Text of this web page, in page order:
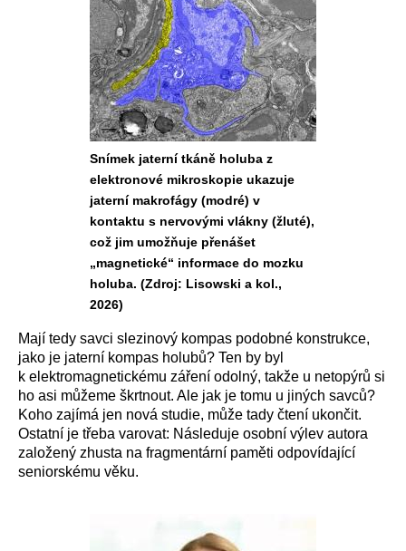
Snímek jaterní tkáně holuba z
elektronové mikroskopie ukazuje
jaterní makrofágy (modré) v
kontaktu s nervovými vlákny (žluté),
což jim umožňuje přenášet
„magnetické“ informace do mozku
holuba. (Zdroj: Lisowski a kol.,
2026)
Mají tedy savci slezinový kompas podobné konstrukce,
jako je jaterní kompas holubů? Ten by byl
k elektromagnetickému záření odolný, takže u netopýrů si
ho asi můžeme škrtnout. Ale jak je tomu u jiných savců?
Koho zajímá jen nová studie, může tady čtení ukončit.
Ostatní je třeba varovat: Následuje osobní výlev autora
založený zhusta na fragmentární paměti odpovídající
seniorskému věku.